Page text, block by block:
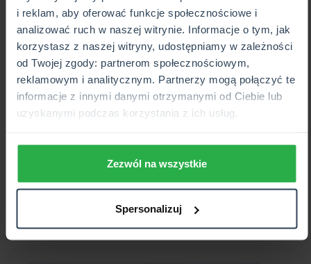
i reklam, aby oferować funkcje społecznościowe i
analizować ruch w naszej witrynie. Informacje o tym, jak
korzystasz z naszej witryny, udostępniamy w zależności
od Twojej zgody: partnerom społecznościowym,
reklamowym i analitycznym. Partnerzy mogą połączyć te
informacje z innymi danymi otrzymanymi od Ciebie lub
uzyskanymi podczas korzystania z ich usług.
Zezwól na wszystkie
Spersonalizuj
Czym jest czujnik położenia wału?